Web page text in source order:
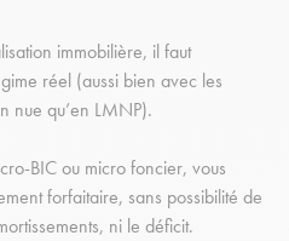
immobilière, il faut
réel (aussi bien avec les
nue qu’en LMNP).
BIC ou micro foncier, vous
forfaitaire, sans possibilité de
ni le déficit.